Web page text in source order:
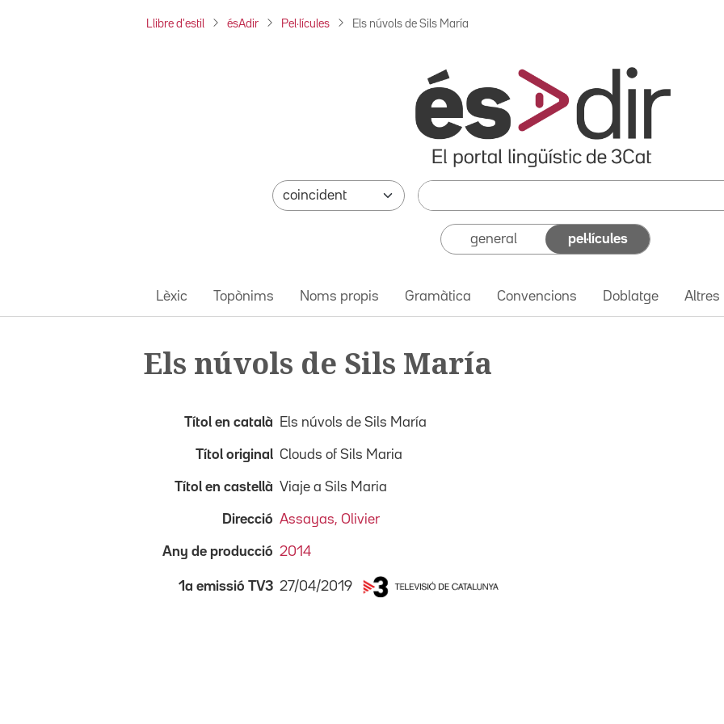
Llibre d'estil ésAdir Pel·lícules Els núvols de Sils María
general pel·lícules
Lèxic Topònims Noms propis Gramàtica Convencions Doblatge Altres
Els núvols de Sils María
Títol en català Els núvols de Sils María
Títol original Clouds of Sils Maria
Títol en castellà Viaje a Sils Maria
Direcció Assayas, Olivier
Any de producció 2014
1a emissió TV3 27/04/2019